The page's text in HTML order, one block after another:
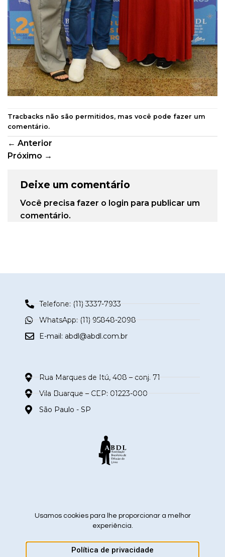
Tracbacks não são permitidos, mas você pode fazer um
comentário.
← Anterior
Próximo →
Deixe um comentário
Você precisa fazer o login para publicar um
comentário.
Telefone: (11) 3337-7933
WhatsApp: (11) 95848-2098
E-mail: abdl@abdl.com.br
Rua Marques de Itú, 408 – conj. 71
Vila Buarque – CEP: 01223-000
São Paulo - SP
siga nas redes sociais
ABDL – Associação Brasileira de Difusão do Livro 2026 ©
Usamos cookies para lhe proporcionar a melhor
experiência.
Política de privacidade